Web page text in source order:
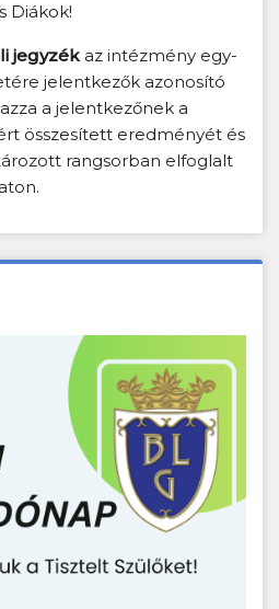
Diákok!
jegyzékaz intézmény egy-
jelentkezők azonosító
a jelentkezőnek a
összesített eredményét és
rangsorban elfoglalt